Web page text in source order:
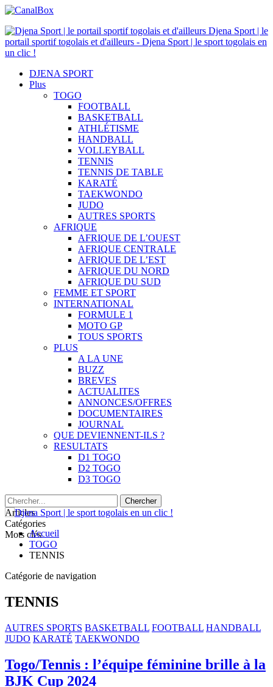
Djena Sport | le
portail sportif togolais et d'ailleurs - Djena Sport | le sport togolais en
un clic !
DJENA SPORT
Plus
TOGO
FOOTBALL
BASKETBALL
ATHLÉTISME
HANDBALL
VOLLEYBALL
TENNIS
TENNIS DE TABLE
KARATÉ
TAEKWONDO
JUDO
AUTRES SPORTS
AFRIQUE
AFRIQUE DE L’OUEST
AFRIQUE CENTRALE
AFRIQUE DE L’EST
AFRIQUE DU NORD
AFRIQUE DU SUD
FEMME ET SPORT
INTERNATIONAL
FORMULE 1
MOTO GP
TOUS SPORTS
PLUS
A LA UNE
BUZZ
BREVES
ACTUALITES
ANNONCES/OFFRES
DOCUMENTAIRES
JOURNAL
QUE DEVIENNENT-ILS ?
RESULTATS
D1 TOGO
D2 TOGO
D3 TOGO
Articles
Catégories
Mots clésAccueil
TOGO
TENNIS
Catégorie de navigation
TENNIS
AUTRES SPORTS BASKETBALL FOOTBALL HANDBALL
JUDO KARATÉ TAEKWONDO
Togo/Tennis : l’équipe féminine brille à la
BJK Cup 2024